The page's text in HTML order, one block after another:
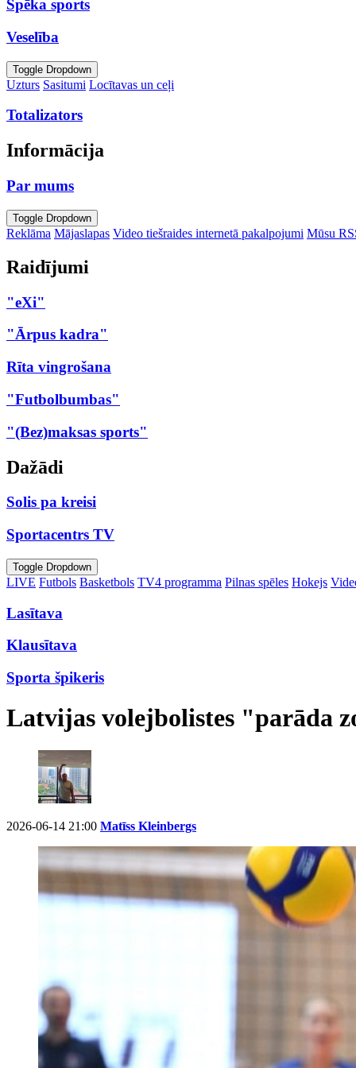
Spēka sports
Veselība
Toggle Dropdown
Uzturs Sasitumi Locītavas un ceļi
Totalizators
Informācija
Par mums
Toggle Dropdown
Reklāma Mājaslapas Video tiešraides internetā pakalpojumi Mūsu
Raidījumi
"eXi"
"Ārpus kadra"
Rīta vingrošana
"Futbolbumbas"
"(Bez)maksas sports"
Dažādi
Solis pa kreisi
Sportacentrs TV
Toggle Dropdown
LIVE Futbols Basketbols TV4 programma Pilnas spēles Hokejs
Lasītava
Klausītava
Sporta špikeris
Latvijas volejbolistes "parāda
2026-06-14 21:00 Matīss Kleinbergs